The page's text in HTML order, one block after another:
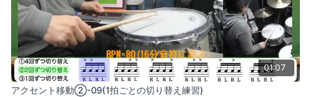
01:07
アクセント移動②-09(1拍ごとの切り替え練習)